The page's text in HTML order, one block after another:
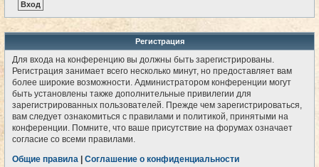
Регистрация
Для входа на конференцию вы должны быть зарегистрированы.
Регистрация занимает всего несколько минут, но предоставляет вам
более широкие возможности. Администратором конференции могут
быть установлены также дополнительные привилегии для
зарегистрированных пользователей. Прежде чем зарегистрироваться,
вам следует ознакомиться с правилами и политикой, принятыми на
конференции. Помните, что ваше присутствие на форумах означает
согласие со всеми правилами.
Общие правила
Соглашение о конфиденциальности